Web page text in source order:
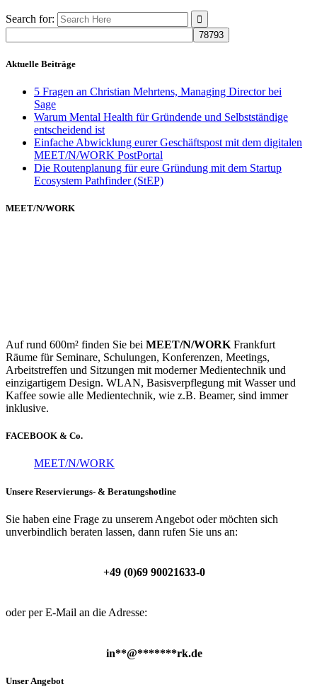
Search for:
Aktuelle Beiträge
5 Fragen an Christian Mehrtens, Managing Director bei
Sage
Warum Mental Health für Gründende und Selbstständige
entscheidend ist
Einfache Abwicklung eurer Geschäftspost mit dem digitalen
MEET/N/WORK PostPortal
Die Routenplanung für eure Gründung mit dem Startup
Ecosystem Pathfinder (StEP)
MEET/N/WORK
Auf rund 600m² finden Sie bei MEET/N/WORK Frankfurt
Räume für Seminare, Schulungen, Konferenzen, Meetings,
Arbeitstreffen und Sitzungen mit moderner Medientechnik und
einzigartigem Design. WLAN, Basisverpflegung mit Wasser und
Kaffee sowie alle Medientechnik, wie z.B. Beamer, sind immer
inklusive.
FACEBOOK & Co.
MEET/N/WORK
Unsere Reservierungs- & Beratungshotline
Sie haben eine Frage zu unserem Angebot oder möchten sich
unverbindlich beraten lassen, dann rufen Sie uns an:
+49 (0)69 90021633-0
oder per E-Mail an die Adresse:
in**@*******rk.de
Unser Angebot